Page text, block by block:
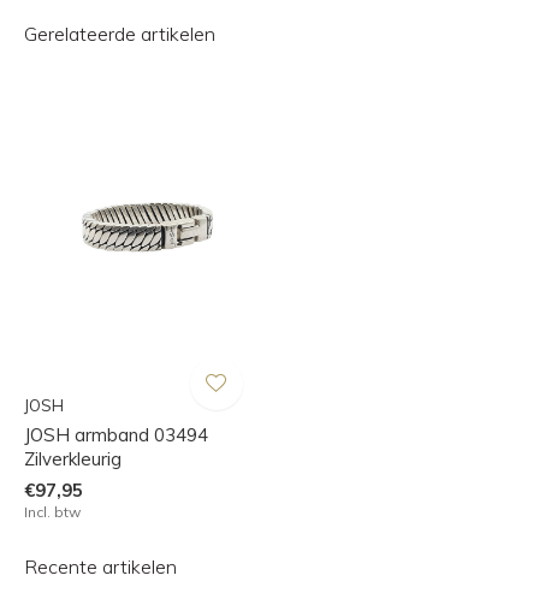
Gerelateerde artikelen
JOSH
JOSH armband 03494
Zilverkleurig
€97,95
Incl. btw
Recente artikelen